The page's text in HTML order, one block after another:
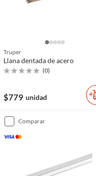
Truper
Llana dentada de acero
(0)
$779 unidad
comparar